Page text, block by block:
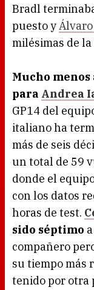
Bradl
puesto y
milésimas de la
Mucho
para Andrea
GP14 del
italiano ha
más de seis
un total de 59
donde el
con los datos
horas de test.
sido séptimo
compañero
su tiempo más
tenido por otra